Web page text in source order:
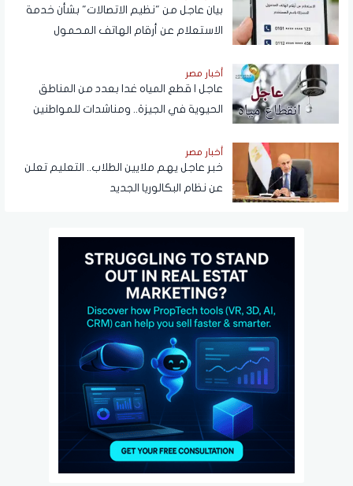
بيان عاجل من "نظيم الاتصالات" بشأن خدمة
الاستعلام عن أرقام الهاتف المحمول
NTRA
أخبار مصر
عاجل | قطع المياه غدا بعدد من المناطق
الحيوية في الجيزة.. ومناشدات للمواطنين
أخبار مصر
خبر عاجل يهم ملايين الطلاب.. التعليم تعلن
عن نظام البكالوريا الجديد